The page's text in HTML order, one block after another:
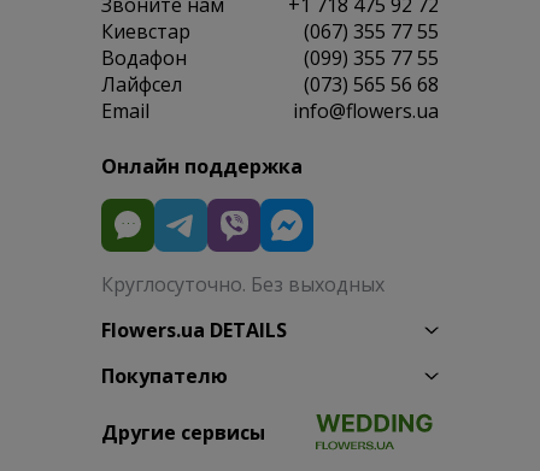
Звоните нам
+1 718 475 92 72
Киевстар
(067) 355 77 55
Водафон
(099) 355 77 55
Лайфсел
(073) 565 56 68
Email
info@flowers.ua
Онлайн поддержка
Круглосуточно. Без выходных
Flowers.ua DETAILS
Покупателю
Другие сервисы